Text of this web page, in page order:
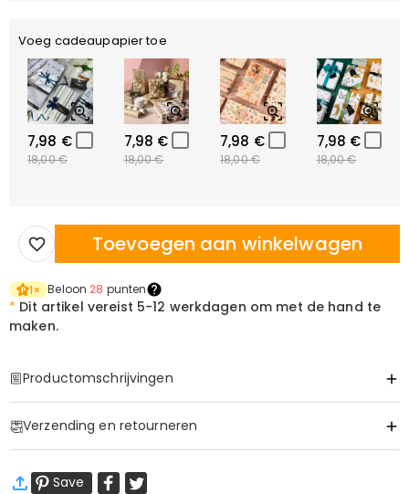
Voeg cadeaupapier toe
7,98 €
18,00 €
7,98 €
18,00 €
7,98 €
18,00 €
7,98 €
18,00 €
Toevoegen aan winkelwagen
1× Beloon 28 punten
* Dit artikel vereist 5-12 werkdagen om met de hand te
maken.
Productomschrijvingen
Basis Informatie
Hoogte (cm):30 cm
Breedte (cm):30 cm
Verzending en retourneren
Wij willen dat u zich comfortabel en zeker voelt tijdens het
Save